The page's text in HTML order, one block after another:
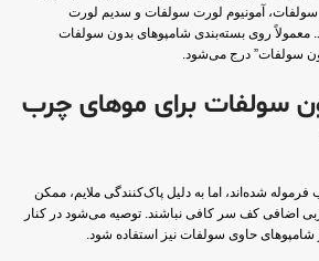
سولفات، آمونیوم لورت سولفات و سدیم لورت
معمولاً روی بسته‌بندی شامپوهای بدون سولفات
سولفات” درج می‌شود.
سولفات برای موهای چرب
شده‌اند، اما به دلیل پاک‌کنندگی ملایم، ممکن
اضافی کف سر کافی نباشند. توصیه می‌شود در کنار
شامپوهای حاوی سولفات نیز استفاده شود.